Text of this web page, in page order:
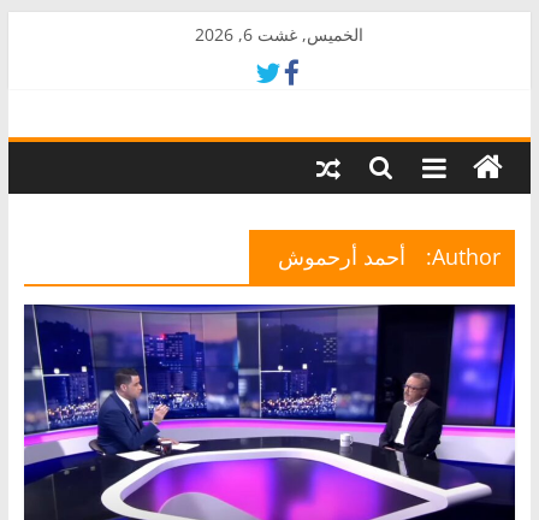
الخميس, غشت 6, 2026
AkalPress
منبر
المغرب
Author: أحمد أرحموش